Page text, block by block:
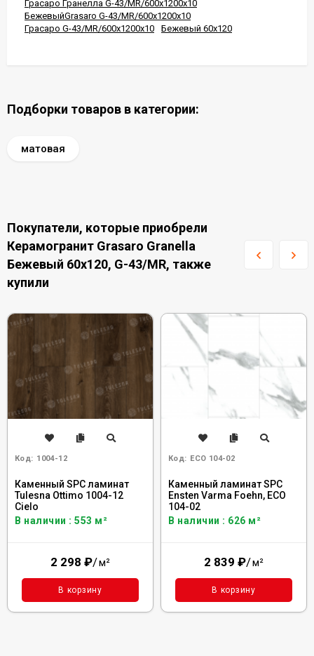
Грасаро Гранелла G-43/MR/600x1200x10
БежевыйGrasaro G-43/MR/600x1200x10
Грасаро G-43/MR/600x1200x10
Бежевый 60x120
Подборки товаров в категории:
матовая
Покупатели, которые приобрели
Керамогранит Grasaro Granella
Бежевый 60x120, G-43/MR, также
купили
Код: 1004-12
Каменный SPC ламинат
Tulesna Ottimo 1004-12
Cielo
В наличии : 553 м²
2 298 ₽/м²
В корзину
Код: ECO 104-02
Каменный ламинат SPC
Ensten Varma Foehn, ECO
104-02
В наличии : 626 м²
2 839 ₽/м²
В корзину